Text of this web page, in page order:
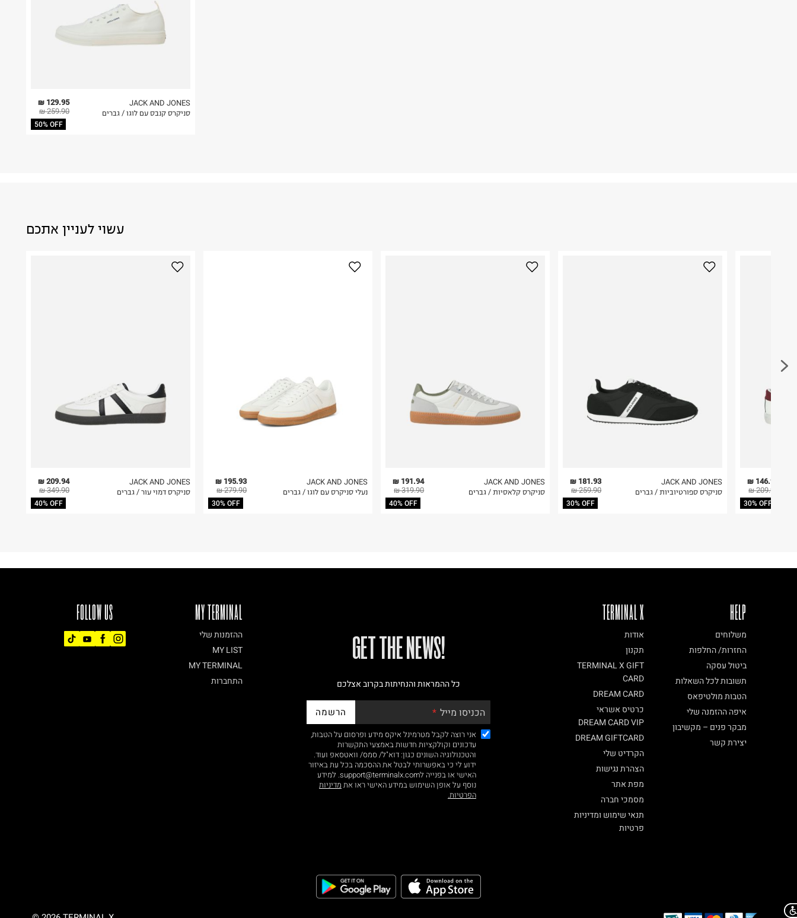
129.95 ₪
259.90 ₪
50% OFF
JACK AND JONES
סניקרס קנבס עם לוגו / גברים
עשוי לעניין אתכם
209.94 ₪
349.90 ₪
40% OFF
JACK AND JONES
סניקרס דמוי עור / גברים
195.93 ₪
279.90 ₪
30% OFF
JACK AND JONES
נעלי סניקרס עם לוגו / גברים
191.94 ₪
319.90 ₪
40% OFF
JACK AND JONES
סניקרס קלאסיות / גברים
181.93 ₪
259.90 ₪
30% OFF
JACK AND JONES
סניקרס ספורטיוביות / גברים
146.93 ₪
209.90 ₪
30% OFF
FOLLOW US MY TERMINAL
ההזמנות שלי
MY LIST
MY TERMINAL
התחברות
!GET THE NEWS
כל ההמראות והנחיתות בקרוב אצלכם
הכניסו מייל הרשמה
אני רוצה לקבל מטרמינל איקס מידע ופרסום על הטבות,
עדכונים וקולקציות חדשות באמצעי התקשרות
והטכנולוגיה השונים כגון: דוא"ל/ סמס/ וואטסאפ ועוד.
ידוע לי כי באפשרותי לבטל את ההסכמה בכל עת באיזור
האישי או בפנייה לsupport@terminalx.com. למידע
נוסף על אופן השימוש במידע האישי ראו את מדיניות
הפרטיות.
TERMINAL X
אודות
תקנון
TERMINAL X GIFT
CARD
DREAM CARD
כרטיס אשראי
DREAM CARD VIP
DREAM GIFTCARD
הקרדיט שלי
הצהרת נגישות
מפת אתר
מסמכי חברה
תנאי שימוש ומדיניות
פרטיות
HELP
משלוחים
החזרות/ החלפות
ביטול עסקה
תשובות לכל השאלות
הטבות מולטיפאס
איפה ההזמנה שלי
מבקר פנים – מקשיבון
יצירת קשר